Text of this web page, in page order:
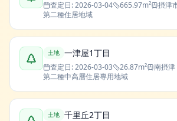
査定日:2026-03-04 665.97m² 摂津
第二種住居地域
土地 一津屋1丁目
査定日:2026-03-03 26.87m² 南摂津
第二種中高層住居専用地域
土地 千里丘2丁目